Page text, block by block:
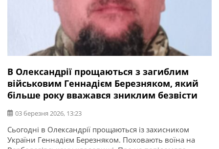
В Олександрії прощаються з загиблим
військовим Геннадієм Березняком, який
більше року вважався зниклим безвісти
03 березня 2026, 13:23
Сьогодні в Олександрії прощаються із захисником
України Геннадієм Березняком. Поховають воїна на